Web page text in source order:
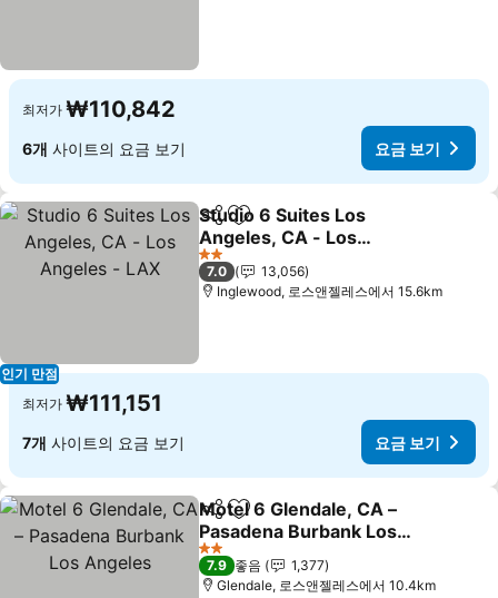
최저가 ₩110,842
6개 사이트의 요금 보기 요금 보기
인기 만점
공유 즐겨찾기에 추가
Studio 6 Suites Los
Angeles, CA - Los
Angeles - LAX
요금 보기
2 성급
7.0
13,056
Inglewood, 로스앤젤레스에서 15.6km
최저가 ₩111,151
7개 사이트의 요금 보기 요금 보기
공유 즐겨찾기에 추가
Motel 6 Glendale, CA –
Pasadena Burbank Los
Angeles
요금 보기
2 성급
7.9 좋음
1,377
Glendale, 로스앤젤레스에서 10.4km